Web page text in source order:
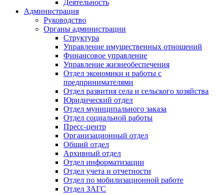
Деятельность
Администрация
Руководство
Органы администрации
Структура
Управление имущественных отношений
Финансовое управление
Управление жизнеобеспечения
Отдел экономики и работы с
предпринимателями
Отдел развития села и сельского хозяйства
Юридический отдел
Отдел муниципального заказа
Отдел социальной работы
Пресс-центр
Организационный отдел
Общий отдел
Архивный отдел
Отдел информатизации
Отдел учета и отчетности
Отдел по мобилизационной работе
Отдел ЗАГС